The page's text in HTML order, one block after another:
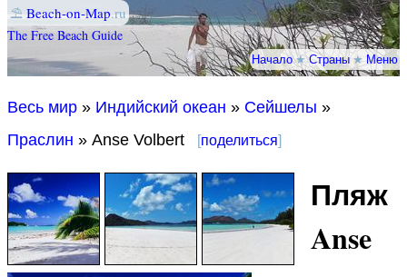
⛱ Beach-on-Map.ru
The Free Beach Guide
Начало★Страны★Меню
Весь мир » Индийский океан » Сейшелы »
Праслин » Anse Volbert [поделиться]
Пляж
Anse